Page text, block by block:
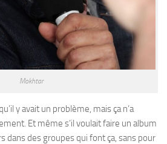
Mokhtar
y avait un problème, mais ça n’a
Et même s’il voulait faire un album
dans des groupes qui font ça, sans pour